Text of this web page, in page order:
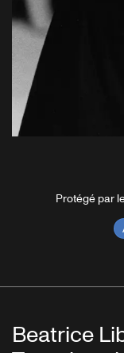
Protégé par
Beatrice